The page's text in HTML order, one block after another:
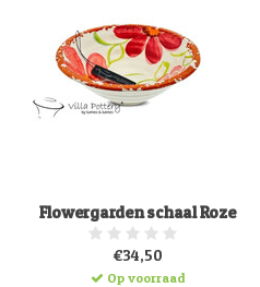
Flowergarden schaal Roze
€34,50
Op voorraad